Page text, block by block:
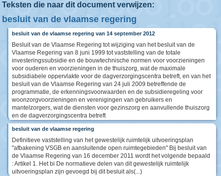
Teksten die naar dit document verwijzen:
besluit van de vlaamse regering
besluit van de vlaamse regering van 14 september 2012
Besluit van de Vlaamse Regering tot wijziging van het besluit van de
Vlaamse Regering van 8 juni 1999 tot vaststelling van de totale
investeringssubsidie en de bouwtechnische normen voor voorzieningen
voor ouderen en voorzieningen in de thuiszorg, wat de maximale
subsidiabele oppervlakte voor de dagverzorgingscentra betreft, en van het
besluit van de Vlaamse Regering van 24 juli 2009 betreffende de
programmatie, de erkenningsvoorwaarden en de subsidieregeling voor
woonzorgvoorzieningen en verenigingen van gebruikers en
mantelzorgers, wat de diensten voor gezinszorg en aanvullende thuiszorg
en de dagverzorgingscentra betreft
besluit van de vlaamse regering
Definitieve vaststelling van het gewestelijk ruimtelijk uitvoeringsplan
"afbakening VSGB en aansluitende open ruimtegebieden" Bij besluit van
de Vlaamse Regering van 16 december 2011 wordt het volgende bepaald
: Artikel 1. Het bi De normatieve delen van dit gewestelijk ruimtelijk
uitvoeringsplan zijn gevoegd bij dit besluit als(...)